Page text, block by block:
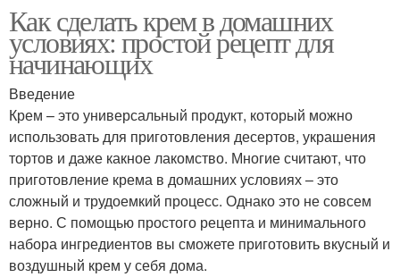
Как сделать крем в домашних
условиях: простой рецепт для
начинающих
Введение
Крем – это универсальный продукт, который можно
использовать для приготовления десертов, украшения
тортов и даже какное лакомство. Многие считают, что
приготовление крема в домашних условиях – это
сложный и трудоемкий процесс. Однако это не совсем
верно. С помощью простого рецепта и минимального
набора ингредиентов вы сможете приготовить вкусный и
воздушный крем у себя дома.